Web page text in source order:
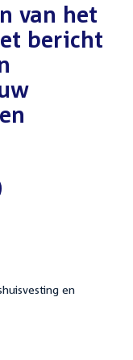
van het
bericht
en